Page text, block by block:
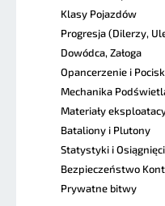
Klasy Pojazdów
Progresja (Dilerzy,
Dowódca, Załoga
Opancerzenie i
Mechanika
Materiały
Bataliony i Plutony
Statystyki i
Bezpieczeństwo
Prywatne bitwy